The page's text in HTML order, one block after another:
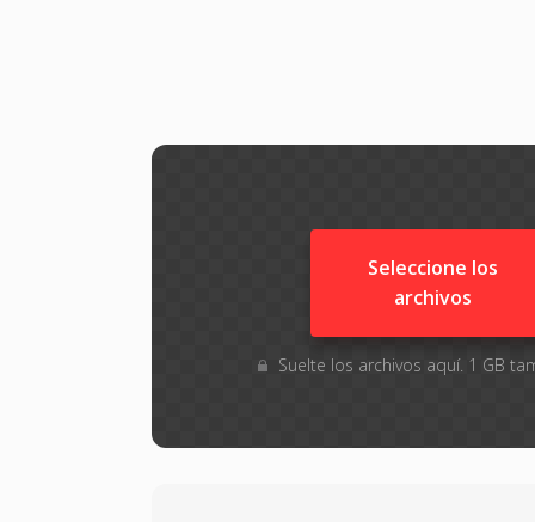
Seleccione los
archivos
Suelte los archivos aquí. 1 GB